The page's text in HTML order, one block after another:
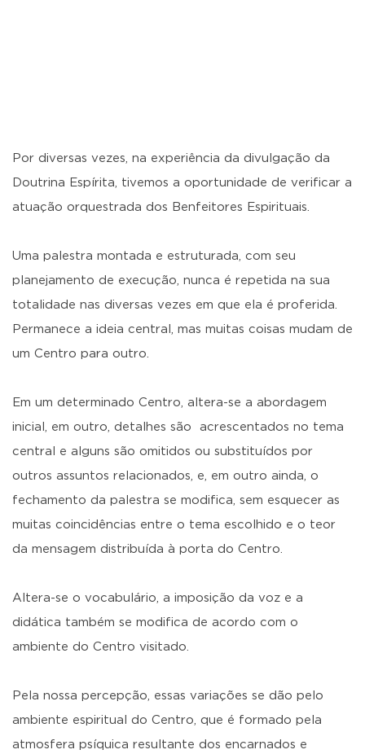
Por diversas vezes, na experiência da divulgação da
Doutrina Espírita, tivemos a oportunidade de verificar a
atuação orquestrada dos Benfeitores Espirituais.
Uma palestra montada e estruturada, com seu
planejamento de execução, nunca é repetida na sua
totalidade nas diversas vezes em que ela é proferida.
Permanece a ideia central, mas muitas coisas mudam de
um Centro para outro.
Em um determinado Centro, altera-se a abordagem
inicial, em outro, detalhes são acrescentados no tema
central e alguns são omitidos ou substituídos por
outros assuntos relacionados, e, em outro ainda, o
fechamento da palestra se modifica, sem esquecer as
muitas coincidências entre o tema escolhido e o teor
da mensagem distribuída à porta do Centro.
Altera-se o vocabulário, a imposição da voz e a
didática também se modifica de acordo com o
ambiente do Centro visitado.
Pela nossa percepção, essas variações se dão pelo
ambiente espiritual do Centro, que é formado pela
atmosfera psíquica resultante dos encarnados e